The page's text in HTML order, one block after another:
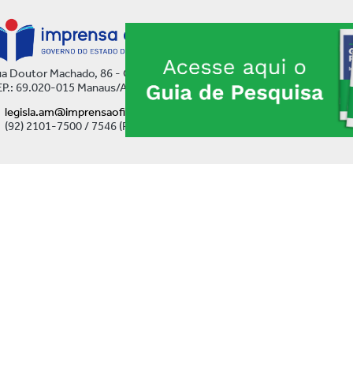
Doutor Machado, 86 - Centro
69.020-015 Manaus/AM
legisla.am@imprensaoficial.am.gov.br
(92) 2101-7500 / 7546 (Ramal)